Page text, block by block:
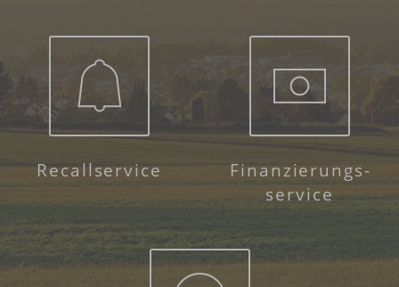
Recallservice
Finanzierungs­
service